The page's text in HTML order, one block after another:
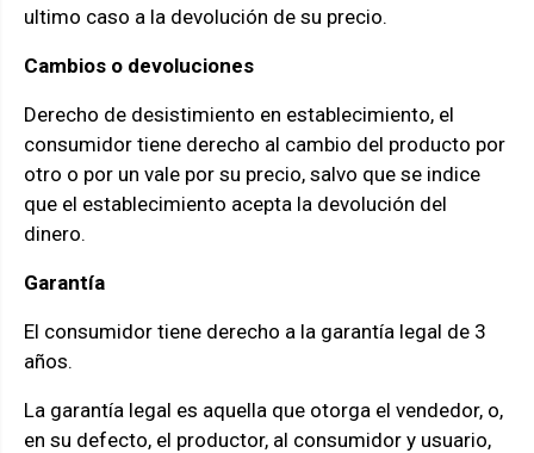
ultimo caso a la devolución de su precio.
Cambios o devoluciones
Derecho de desistimiento en establecimiento, el
consumidor tiene derecho al cambio del producto por
otro o por un vale por su precio, salvo que se indice
que el establecimiento acepta la devolución del
dinero.
Garantía
El consumidor tiene derecho a la garantía legal de 3
años.
La garantía legal es aquella que otorga el vendedor, o,
en su defecto, el productor, al consumidor y usuario,